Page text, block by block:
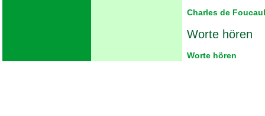
Charles de
Worte hören
Worte hören